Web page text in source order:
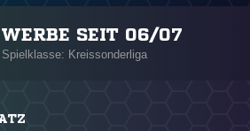
SEIT 06/07
Spielklasse: Kreissonderliga